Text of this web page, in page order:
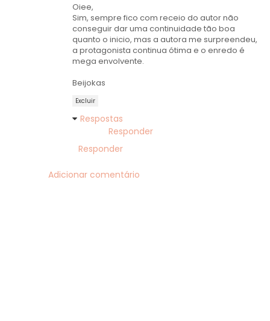
Oiee,
Sim, sempre fico com receio do autor não
conseguir dar uma continuidade tão boa
quanto o inicio, mas a autora me surpreendeu,
a protagonista continua ótima e o enredo é
mega envolvente.
Beijokas
Excluir
Respostas
Responder
Responder
Adicionar comentário